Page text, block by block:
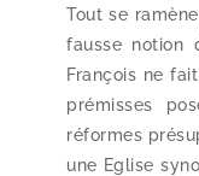
Tout se
fausse notion
François ne
pré­misses
réformes
une Eglise